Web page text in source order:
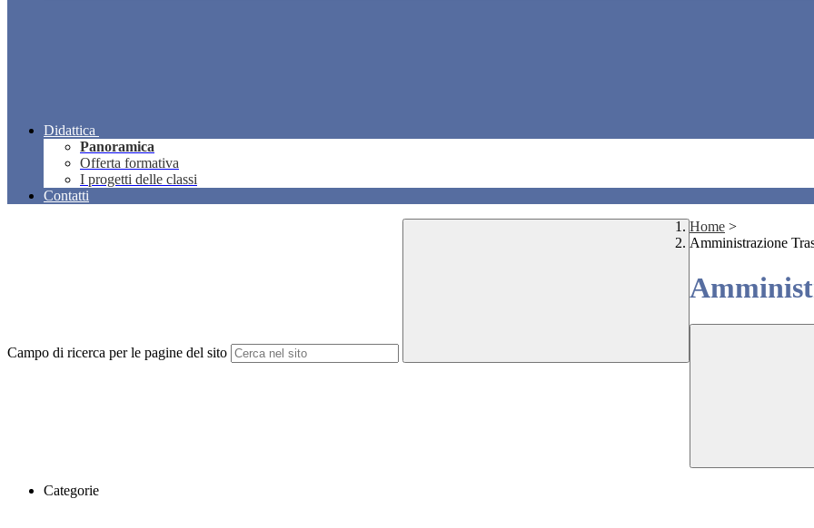
Didattica
Panoramica
Offerta formativa
I progetti delle classi
Contatti
Campo di ricerca per le pagine del sito
Home >
Amministrazione
Categorie